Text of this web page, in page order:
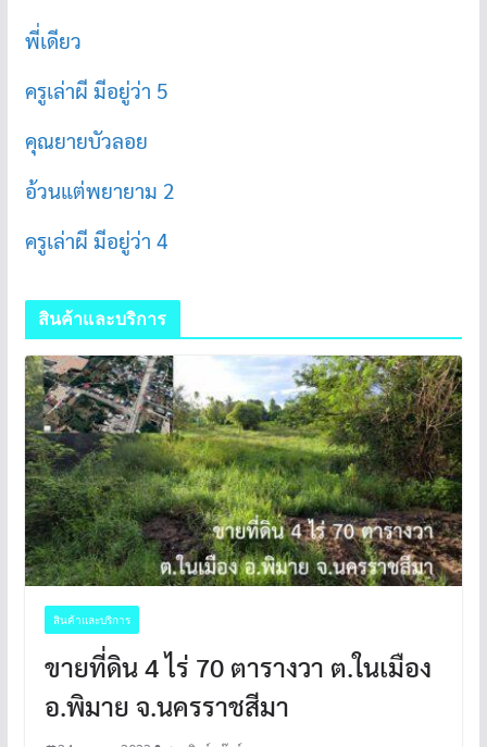
พี่เดียว
ครูเล่าผี มีอยู่ว่า 5
คุณยายบัวลอย
อ้วนแต่พยายาม 2
ครูเล่าผี มีอยู่ว่า 4
สินค้าและบริการ
สินค้าและบริการ
ขายที่ดิน 4 ไร่ 70 ตารางวา ต.ในเมือง
อ.พิมาย จ.นครราชสีมา